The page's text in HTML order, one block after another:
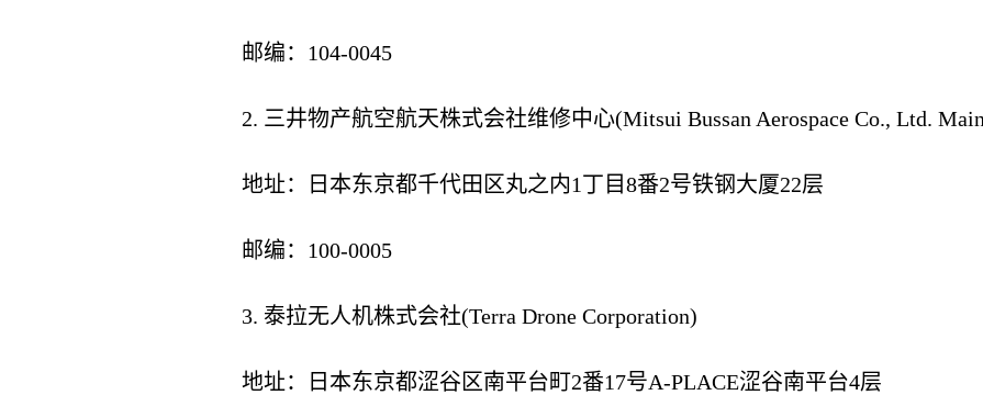
邮编：104-0045
2. 三井物产航空航天株式会社维修中心(Mitsui Bussan Aerospace Co., Ltd.
地址：日本东京都千代田区丸之内1丁目8番2号铁钢大厦22层
邮编：100-0005
3. 泰拉无人机株式会社(Terra Drone Corporation)
地址：日本东京都涩谷区南平台町2番17号A-PLACE涩谷南平台4层